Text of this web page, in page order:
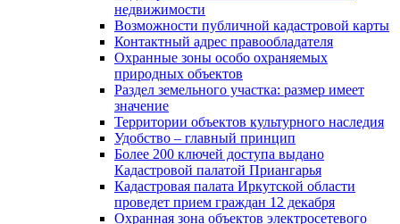
недвижимости
Возможности публичной кадастровой карты
Контактный адрес правообладателя
Охранные зоны особо охраняемых
природных объектов
Раздел земельного участка: размер имеет
значение
Территории объектов культурного наследия
Удобство – главный принцип
Более 200 ключей доступа выдано
Кадастровой палатой Приангарья
Кадастровая палата Иркутской области
проведет прием граждан 12 декабря
Охранная зона объектов электросетевого